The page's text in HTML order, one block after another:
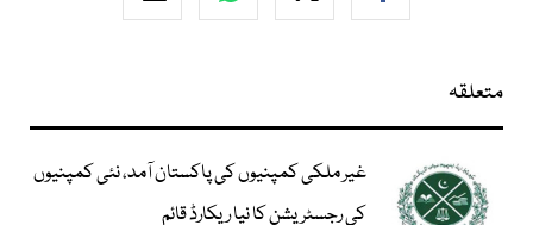
متعلقہ
غیر ملکی کمپنیوں کی پاکستان آمد، نئی کمپنیوں
کی رجسٹریشن کا نیا ریکارڈ قائم